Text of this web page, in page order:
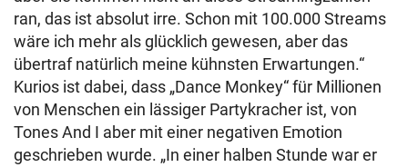
ran, das ist absolut irre. Schon mit 100.000 Streams
wäre ich mehr als glücklich gewesen, aber das
übertraf natürlich meine kühnsten Erwartungen.“
Kurios ist dabei, dass „Dance Monkey“ für Millionen
von Menschen ein lässiger Partykracher ist, von
Tones And I aber mit einer negativen Emotion
geschrieben wurde. „In einer halben Stunde war er